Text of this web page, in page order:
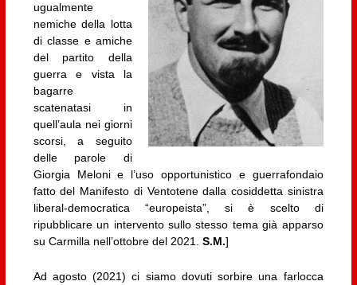
ugualmente
nemiche della lotta
di classe e amiche
del partito della
guerra e vista la
bagarre
scatenatasi in
quell’aula nei giorni
scorsi, a seguito
delle parole di
Giorgia Meloni e l’uso opportunistico e guerrafondaio
fatto del Manifesto di Ventotene dalla cosiddetta sinistra
liberal-democratica “europeista”, si è scelto di
ripubblicare un intervento sullo stesso tema già apparso
su Carmilla nell’ottobre del 2021. S.M.]
Ad agosto (2021) ci siamo dovuti sorbire una farlocca